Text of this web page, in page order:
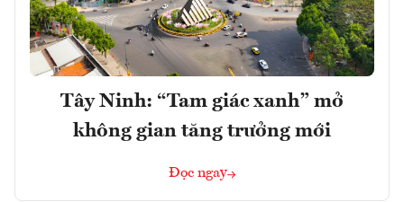
Tây Ninh: “Tam giác xanh” mở
không gian tăng trưởng mới
Đọc ngay